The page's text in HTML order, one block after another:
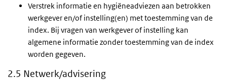
Verstrek informatie en hygiëneadviezen aan betrokken
werkgever en/of instelling(en) met toestemming van de
index. Bij vragen van werkgever of instelling kan
algemene informatie zonder toestemming van de index
worden gegeven.
2.5 Netwerk/advisering